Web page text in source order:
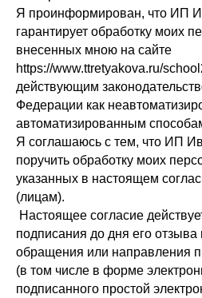
Я проинформирован, что ИП
гарантирует обработку моих
внесенных мною на сайте
https://www.ttretyakova.ru/
действующим
Федерации как
автоматизированным
Я соглашаюсь с тем, что ИП
поручить обработку моих
указанных в настоящем
(лицам).
Настоящее согласие
подписания до дня его отзыва
обращения или направления
(в том числе в форме
подписанного простой